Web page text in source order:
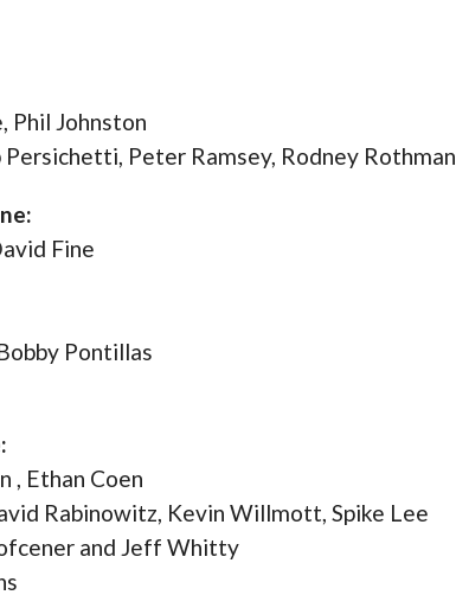
Phil Johnston
Persichetti, Peter Ramsey, Rodney Rothman
Fine
Pontillas
, Ethan Coen
Rabinowitz, Kevin Willmott, Spike Lee
and Jeff Whitty